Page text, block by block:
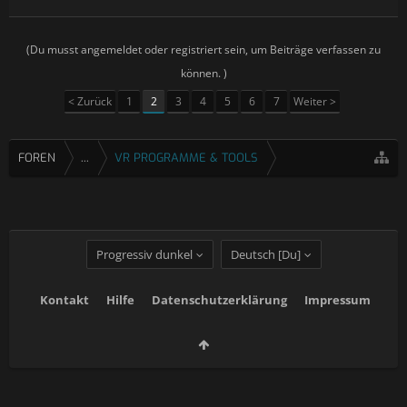
can try and use Recuva to recover your files.
Edit: Bug found and fixed, will release an update soon.
(Du musst angemeldet oder registriert sein, um Beiträge verfassen zu
können. )
< Zurück
1 2 3 4 5 6 7 Weiter >
FOREN ... VR PROGRAMME & TOOLS
Progressiv dunkel Deutsch [Du]
Kontakt Hilfe Datenschutzerklärung Impressum